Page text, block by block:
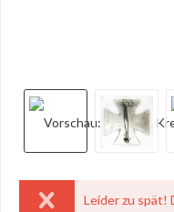
Leider zu spät!